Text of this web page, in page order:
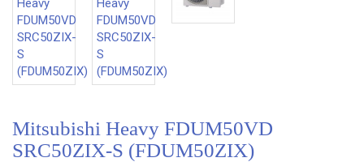
Mitsubishi Heavy FDUM50VD
SRC50ZIX-S (FDUM50ZIX)